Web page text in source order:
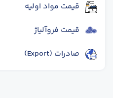
قیمت مواد اولیه
قیمت فروآلیاژ
صادرات (Export)